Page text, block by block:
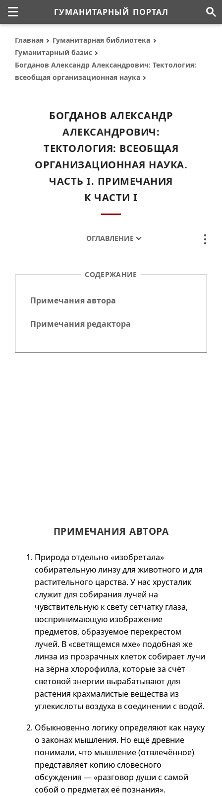
ГУМАНИТАРНЫЙ ПОРТАЛ
Главная
Гуманитарная библиотека
Гуманитарный базис
Богданов Александр Александрович: Тектология:
всеобщая организационная наука
БОГДАНОВ АЛЕКСАНДР
АЛЕКСАНДРОВИЧ:
ТЕКТОЛОГИЯ: ВСЕОБЩАЯ
ОРГАНИЗАЦИОННАЯ НАУКА.
ЧАСТЬ I. ПРИМЕЧАНИЯ
К ЧАСТИ I
ОГЛАВЛЕНИЕ
СОДЕРЖАНИЕ
Примечания автора
Примечания редактора
ПРИМЕЧАНИЯ АВТОРА
Природа отдельно «изобретала»
собирательную линзу для животного и для
растительного царства. У нас хрусталик
служит для собирания лучей на
чувствительную к свету сетчатку глаза,
воспринимающую изображение
предметов, образуемое перекрёстом
лучей. В «светящемся мхе» подобная же
линза из прозрачных клеток собирает лучи
на зёрна хлорофилла, которые за счёт
световой энергии вырабатывают для
растения крахмалистые вещества из
углекислоты воздуха в соединении с водой.
Обыкновенно логику определяют как науку
о законах мышления. Но ещё древние
понимали, что мышление (отвлечённое)
представляет копию словесного
обсуждения — «разговор души с самой
собой о предметах её познания».